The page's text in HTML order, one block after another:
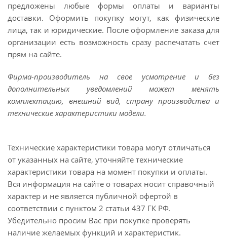
предложены любые формы оплаты и варианты
доставки. Оформить покупку могут, как физические
лица, так и юридические. После оформление заказа для
организации есть возможность сразу распечатать счет
прям на сайте.
Фирма-производитель на свое усмотрение и без
дополнительных уведомлений может менять
комплектацию, внешний вид, страну производства и
технические характеристики модели.
Технические характеристики товара могут отличаться
от указанных на сайте, уточняйте технические
характеристики товара на момент покупки и оплаты.
Вся информация на сайте о товарах носит справочный
характер и не является публичной офертой в
соответствии с пунктом 2 статьи 437 ГК РФ.
Убедительно просим Вас при покупке проверять
наличие желаемых функций и характеристик.